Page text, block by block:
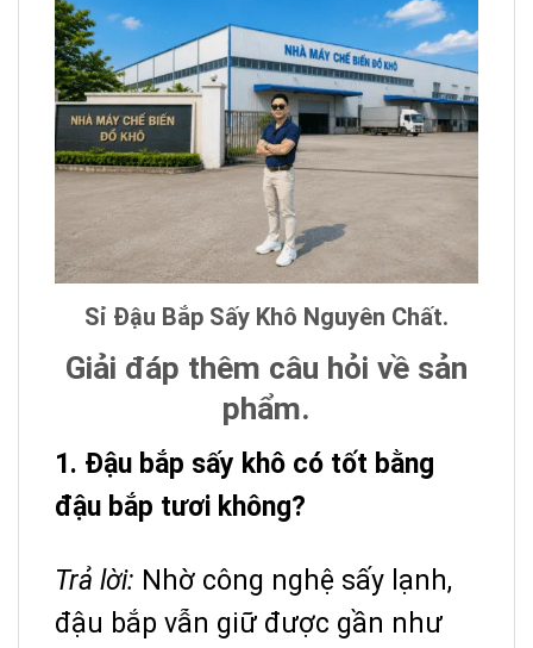
Sỉ Đậu Bắp Sấy Khô Nguyên Chất.
Giải đáp thêm câu hỏi về sản
phẩm.
1. Đậu bắp sấy khô có tốt bằng
đậu bắp tươi không?
Trả lời: Nhờ công nghệ sấy lạnh,
đậu bắp vẫn giữ được gần như